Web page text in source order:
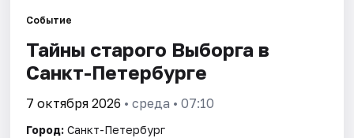
Событие
Тайны старого Выборга в
Санкт-Петербурге
7 октября 2026 • среда • 07:10
Город: Санкт-Петербург